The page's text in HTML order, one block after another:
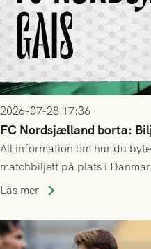
2026-07-28 17:36
FC Nordsjælland borta:
All information om hur du
matchbiljett på plats i
som står på reservlista eller
Läs mer